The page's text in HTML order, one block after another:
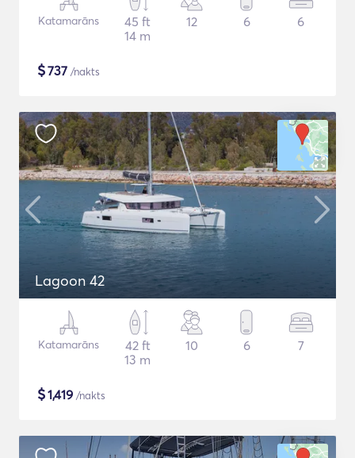
Katamarāns
45 ft
14 m
12 6 6
$737 /nakts
Lagoon 42
Katamarāns
42 ft
13 m
10 6 7
$1,419 /nakts